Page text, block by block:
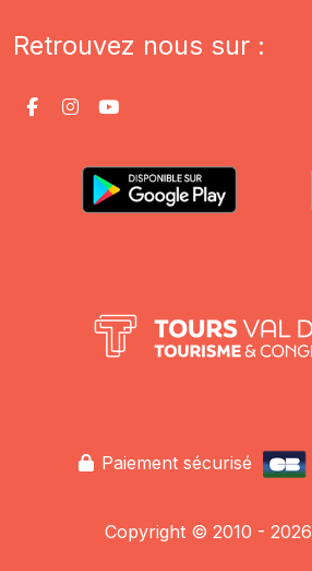
Retrouvez nous sur :
Paiement sécurisé
Copyright © 2010 - 2026